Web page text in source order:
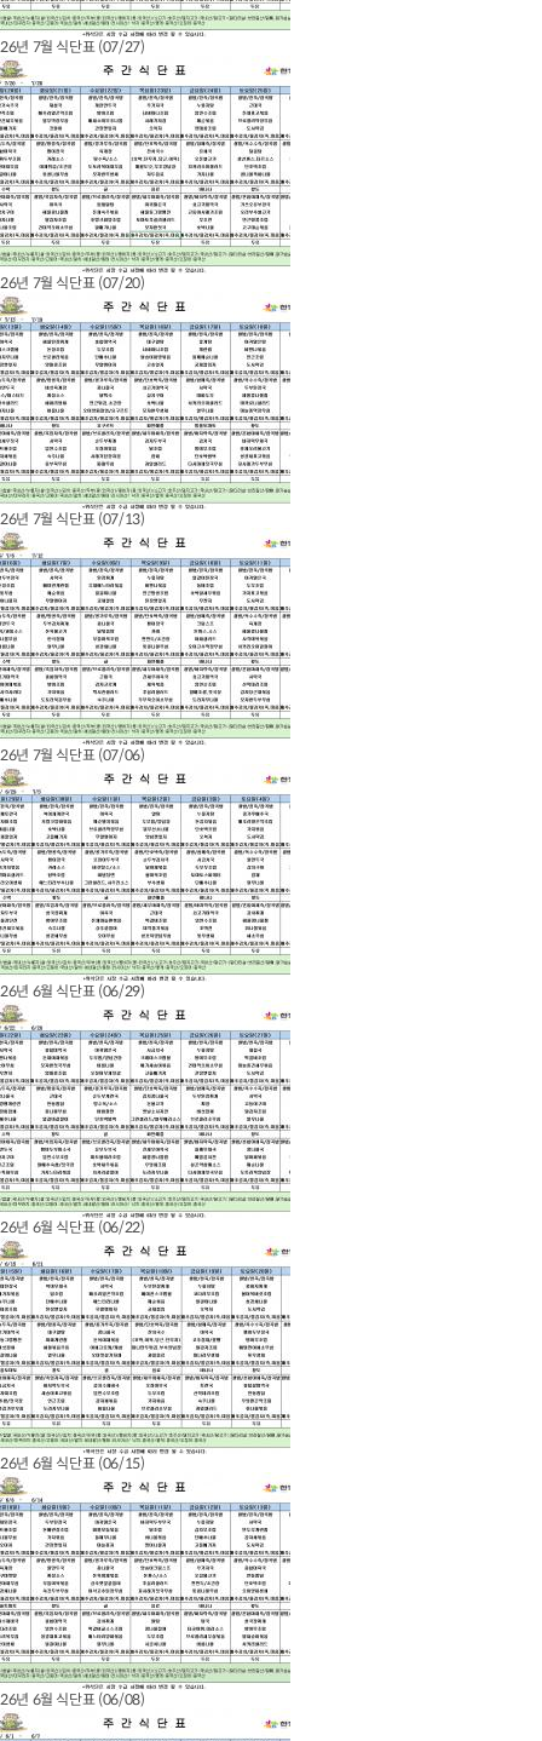
26년 7월 식단표 (07/27)
26년 7월 식단표 (07/20)
26년 7월 식단표 (07/13)
26년 7월 식단표 (07/06)
26년 6월 식단표 (06/29)
26년 6월 식단표 (06/22)
26년 6월 식단표 (06/15)
26년 6월 식단표 (06/08)